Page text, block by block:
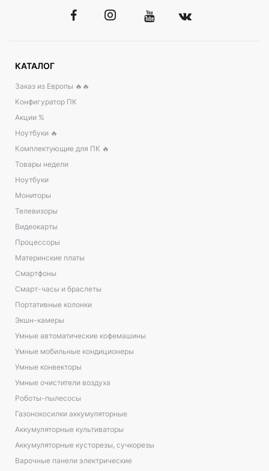
КАТАЛОГ
Заказ из Европы 🔥🔥
Конфигуратор ПК
Акции %
Ноутбуки 🔥
Комплектующие для ПК 🔥
Товары недели
Ноутбуки
Мониторы
Телевизоры
Видеокарты
Процессоры
Материнские платы
Смартфоны
Смарт-часы и браслеты
Портативные колонки
Экшн-камеры
Умные автоматические кофемашины
Умные мобильные кондиционеры
Умные конвекторы
Умные очистители воздуха
Роботы-пылесосы
Газонокосилки аккумуляторные
Аккумуляторные культиваторы
Аккумуляторные кусторезы, сучкорезы
Варочные панели электрические